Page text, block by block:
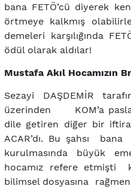
bana FETÖ’cü diyerek
örtmeye kalkmış
demeleri karşılığında
ödül olarak aldılar!
Mustafa Akıl Hocamızın
Sezayi DAŞDEMİR
üzerinden KOM’a
dile getiren diğer bir
ACAR’dı. Bu şahsı
kurulmasında büyük
hocamız refere etmişti
bilimsel dosyasına